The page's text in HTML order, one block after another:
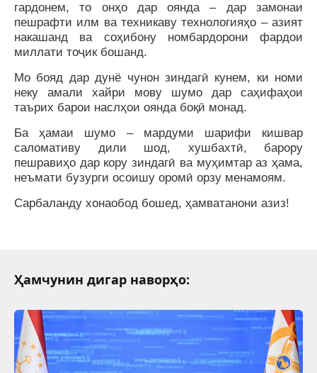
гардонем, то онҳо дар оянда – дар замонаи
пешрафти илм ва техникаву технологияҳо – азият
накашанд ва соҳибону номбардорони фардои
миллати тоҷик бошанд.
Мо бояд дар дунё чунон зиндагӣ кунем, ки номи
неку амали хайри мову шумо дар саҳифаҳои
таърих барои наслҳои оянда боқӣ монад.
Ба ҳамаи шумо – мардуми шарифи кишвар
саломативу дили шод, хушбахтӣ, барору
пешравиҳо дар кору зиндагӣ ва муҳимтар аз ҳама,
неъмати бузурги осоишу оромӣ орзу менамоям.
Сарбаланду хонаобод бошед, ҳамватанони азиз!
Ҳамчунин дигар наворҳо: